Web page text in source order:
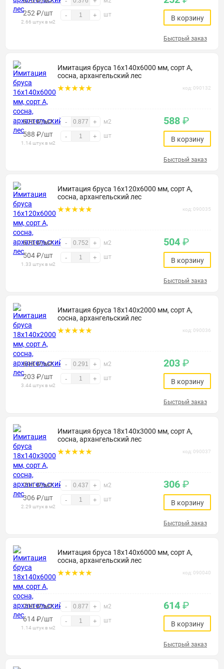
252 ₽/шт
2.66 штук в м2
- + шт В корзину
Быстрый заказ
Имитация бруса 16х140х6000 мм, сорт А,
сосна, архангельский лес
код: 090132
670 ₽/м2 - + м2
588 ₽/шт
1.14 штук в м2
- + шт
588 ₽
В корзину
Быстрый заказ
Имитация бруса 16х120х6000 мм, сорт А,
сосна, архангельский лес
код: 090035
670 ₽/м2 - + м2
504₽/шт
1.33 штук в м2
- + шт
504 ₽
В корзину
Быстрый заказ
Имитация бруса 18х140х2000 мм, сорт А,
сосна, архангельский лес
код: 090036
698 ₽/м2 - + м2
203 ₽/шт
3.44 штук в м2
- + шт
203 ₽
В корзину
Быстрый заказ
Имитация бруса 18х140х3000 мм, сорт А,
сосна, архангельский лес
код: 090037
701 ₽/м2 - + м2
306 ₽/шт
2.29 штук в м2
- + шт
306 ₽
В корзину
Быстрый заказ
Имитация бруса 18х140х6000 мм, сорт А,
сосна, архангельский лес
код: 090040
700 ₽/м2 - + м2
614₽/шт
1.14 штук в м2
- + шт
614 ₽
В корзину
Быстрый заказ